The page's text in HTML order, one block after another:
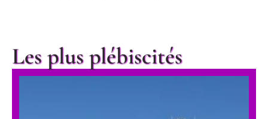
Les plus plébiscités